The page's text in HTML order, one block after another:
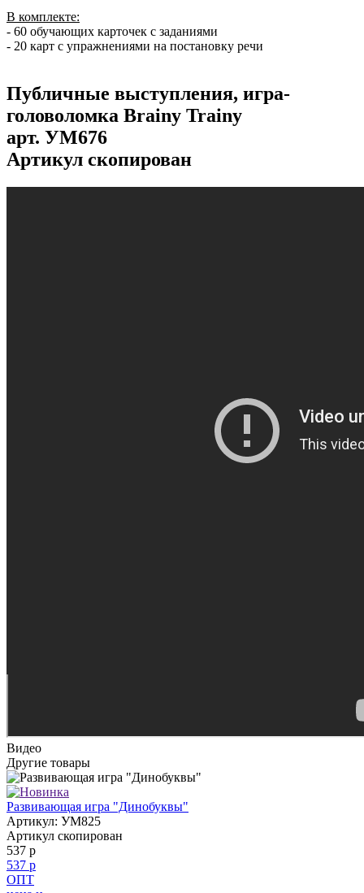
В комплекте:
- 60 обучающих карточек с заданиями
- 20 карт с упражнениями на постановку речи
Публичные выступления, игра-
головоломка Brainy Trainy
арт. УМ676
Артикул скопирован
Видео
Другие товары
Развивающая игра "Динобуквы"
Артикул: УМ825
Артикул скопирован
537 р
537 р
ОПТ